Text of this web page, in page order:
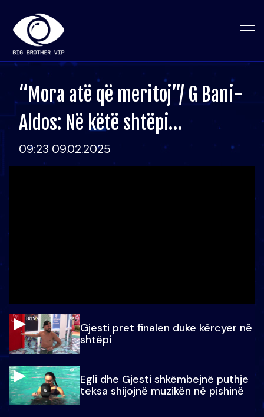
“Mora atë që meritoj”/ G Bani-
Aldos: Në këtë shtëpi…
09:23 09.02.2025
Gjesti pret finalen duke kërcyer në
shtëpi
Egli dhe Gjesti shkëmbejnë puthje
teksa shijojnë muzikën në pishinë